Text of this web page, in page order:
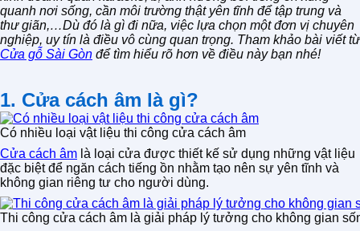
quanh nơi sống, cần môi trường thật yên tĩnh để tập trung và
thư giãn,…Dù đó là gì đi nữa, việc lựa chọn một đơn vị chuyên
nghiệp, uy tín là điều vô cùng quan trọng. Tham khảo bài viết từ
Cửa gỗ Sài Gòn để tìm hiểu rõ hơn về điều này bạn nhé!
1. Cửa cách âm là gì?
Có nhiều loại vật liệu thi công cửa cách âm
Cửa cách âm là loại cửa được thiết kế sử dụng những vật liệu
đặc biệt để ngăn cách tiếng ồn nhằm tạo nên sự yên tĩnh và
không gian riêng tư cho người dùng.
Thi công cửa cách âm là giải pháp lý tưởng cho không gian